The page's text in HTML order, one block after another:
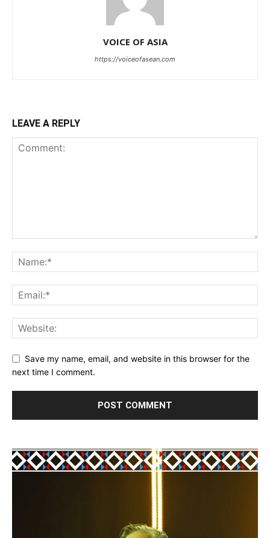
VOICE OF ASIA
https://voiceofasean.com
LEAVE A REPLY
Save my name, email, and website in this browser for the
next time I comment.